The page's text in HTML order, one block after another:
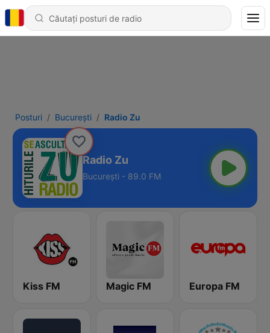
Posturi Bucureşti Radio Zu
Radio Zu
Bucureşti - 89.0 FM
Kiss FM Magic FM Europa FM